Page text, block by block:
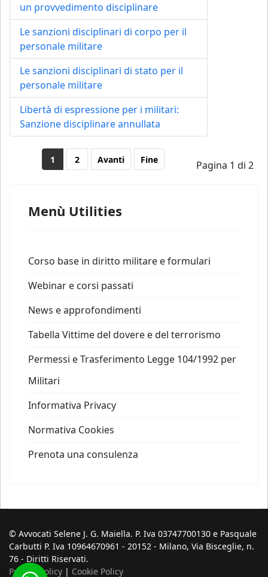
un provvedimento disciplinare
Le sanzioni disciplinari di corpo per il
personale militare
Le sanzioni disciplinari di stato per il
personale militare
Libertà di espressione per i militari:
Sanzione disciplinare annullata
Pagina 1 di 2
1 2 Avanti Fine
Menù Utilities
Corso base in diritto militare e formulari
Webinar e corsi passati
News e approfondimenti
Tabella Vittime del dovere e del terrorismo
Permessi e Trasferimento Legge 104/1992 per
Militari
Informativa Privacy
Normativa Cookies
Prenota una consulenza
© Avvocati Selene J. G. Maiella. P. Iva 03747700130 e Pasquale
Carbutti P. Iva 10964670961 - 20152 - Milano, Via Bisceglie, n.
76 - Diritti Riservati.
Privacy Policy | Cookie Policy